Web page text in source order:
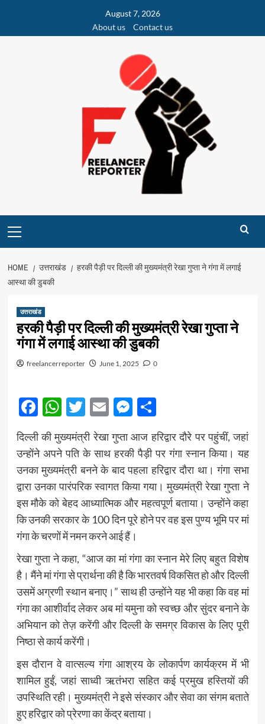
content
August 7, 2026
About us
Contact us
Menu
HOME उत्तराखंड
हरकी पैड़ी पर दिल्ली की मुख्यमंत्री रेखा गुप्ता ने गंगा में लगाई
आस्था की डुबकी
उत्तराखंड
हरकी पैड़ी पर दिल्ली की मुख्यमंत्री रेखा गुप्ता ने
गंगा में लगाई आस्था की डुबकी
freelancerreporter June 1, 2025 0
Facebook
WhatsApp
Twitter
EmailMessenger
Share
दिल्ली की मुख्यमंत्री रेखा गुप्ता आज हरिद्वार दौरे पर पहुंचीं, जहां
उन्होंने अपने पति के साथ हरकी पैड़ी पर गंगा स्नान किया। यह
उनका मुख्यमंत्री बनने के बाद पहला हरिद्वार दौरा था। गंगा सभा
द्वारा उनका पारंपरिक स्वागत किया गया। मुख्यमंत्री रेखा गुप्ता ने
इस मौके को बेहद आध्यात्मिक और महत्वपूर्ण बताया। उन्होंने कहा
कि उनकी सरकार के 100 दिन पूरे होने पर वह इस पुण्य भूमि पर मां
गंगा के चरणों में नमन करने आई हैं।
रेखा गुप्ता ने कहा, “आज का मां गंगा का स्नान मेरे लिए बहुत विशेष
है। मैंने मां गंगा से प्रार्थना की है कि भारतवर्ष विकसित हो और दिल्ली
उसमें अग्रणी स्थान बनाए।” साथ ही उन्होंने यह भी कहा कि वह मां
गंगा का आशीर्वाद लेकर अब मां यमुना को स्वच्छ और सुंदर बनाने के
अभियान को तेज़ करेंगी और दिल्ली के समग्र विकास के लिए पूरी
निष्ठा से कार्य करेंगी।
इस दौरान वे वात्सल्य गंगा आश्रय के लोकार्पण कार्यक्रम में भी
शामिल हुईं, जहां साध्वी ऋतंभरा सहित कई प्रमुख हस्तियों की
उपस्थिति रही। मुख्यमंत्री ने इसे संस्कार और सेवा का संगम बताते
हुए हरिद्वार को प्रेरणा का केंद्र बताया।